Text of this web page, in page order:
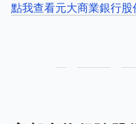
點我查看元大商業銀行